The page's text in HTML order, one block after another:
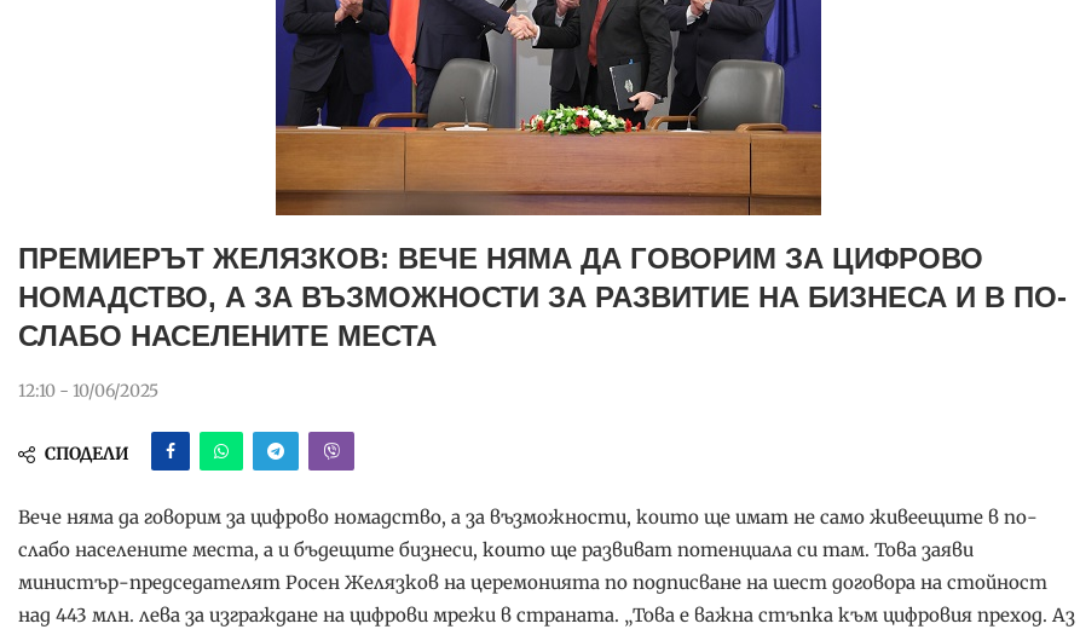
ПРЕМИЕРЪТ ЖЕЛЯЗКОВ: ВЕЧЕ НЯМА ДА ГОВОРИМ ЗА ЦИФРОВО
НОМАДСТВО, А ЗА ВЪЗМОЖНОСТИ ЗА РАЗВИТИЕ НА БИЗНЕСА И В ПО-
СЛАБО НАСЕЛЕНИТЕ МЕСТА
12:10 - 10/06/2025
СПОДЕЛИ
Вече няма да говорим за цифрово номадство, а за възможности, които ще имат не само живеещите в по-
слабо населените места, а и бъдещите бизнеси, които ще развиват потенциала си там. Това заяви
министър-председателят Росен Желязков на церемонията по подписване на шест договора на стойност
над 443 млн. лева за изграждане на цифрови мрежи в страната. „Това е важна стъпка към цифровия преход. Аз